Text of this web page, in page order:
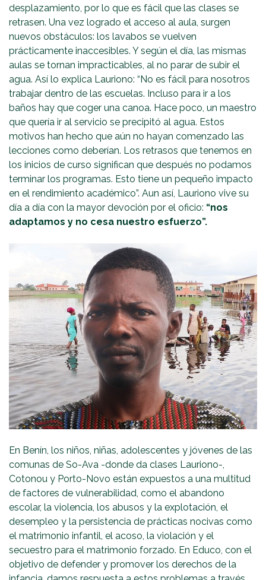
desplazamiento, por lo que es fácil que las clases se
retrasen. Una vez logrado el acceso al aula, surgen
nuevos obstáculos: los lavabos se vuelven
prácticamente inaccesibles. Y según el día, las mismas
aulas se tornan impracticables, al no parar de subir el
agua. Así lo explica Lauriono: “No es fácil para nosotros
trabajar dentro de las escuelas. Incluso para ir a los
baños hay que coger una canoa. Hace poco, un maestro
que quería ir al servicio se precipitó al agua. Estos
motivos han hecho que aún no hayan comenzado las
lecciones como deberían. Los retrasos que tenemos en
los inicios de curso significan que después no podamos
terminar los programas. Esto tiene un pequeño impacto
en el rendimiento académico”. Aun así, Lauriono vive su
día a día con la mayor devoción por el oficio: “nos
adaptamos y no cesa nuestro esfuerzo”.
En Benín, los niños, niñas, adolescentes y jóvenes de las
comunas de So-Ava -donde da clases Lauriono-,
Cotonou y Porto-Novo están expuestos a una multitud
de factores de vulnerabilidad, como el abandono
escolar, la violencia, los abusos y la explotación, el
desempleo y la persistencia de prácticas nocivas como
el matrimonio infantil, el acoso, la violación y el
secuestro para el matrimonio forzado. En Educo, con el
objetivo de defender y promover los derechos de la